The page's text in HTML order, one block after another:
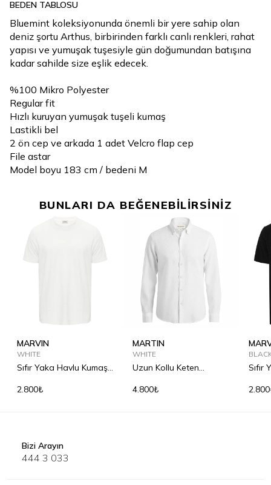
BEDEN TABLOSU
Bluemint koleksiyonunda önemli bir yere sahip olan
deniz şortu Arthus, birbirinden farklı canlı renkleri, rahat
yapısı ve yumuşak tuşesiyle gün doğumundan batışına
kadar sahilde size eşlik edecek.
%100 Mikro Polyester
Regular fit
Hızlı kuruyan yumuşak tuşeli kumaş
Lastikli bel
2 ön cep ve arkada 1 adet Velcro flap cep
File astar
Model boyu 183 cm / bedeni M
BUNLARI DA BEĞENEBİLİRSİNİZ
MARVIN
WHITE
Sıfır Yaka Havlu Kumaş
2.800₺
MARTIN
WHITE
Uzun Kollu Keten
4.800₺
Sıfır
Bizi Arayın
444 3 033